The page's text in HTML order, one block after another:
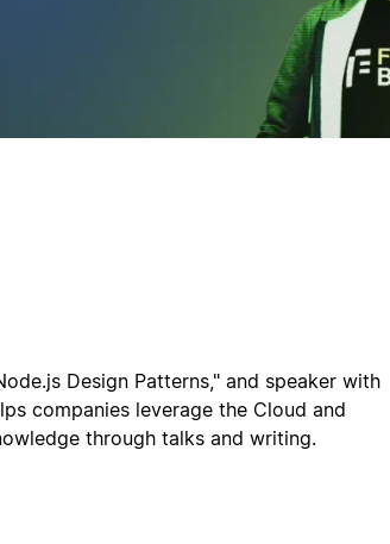
Design Patterns," and speaker with
companies leverage the Cloud and
through talks and writing.